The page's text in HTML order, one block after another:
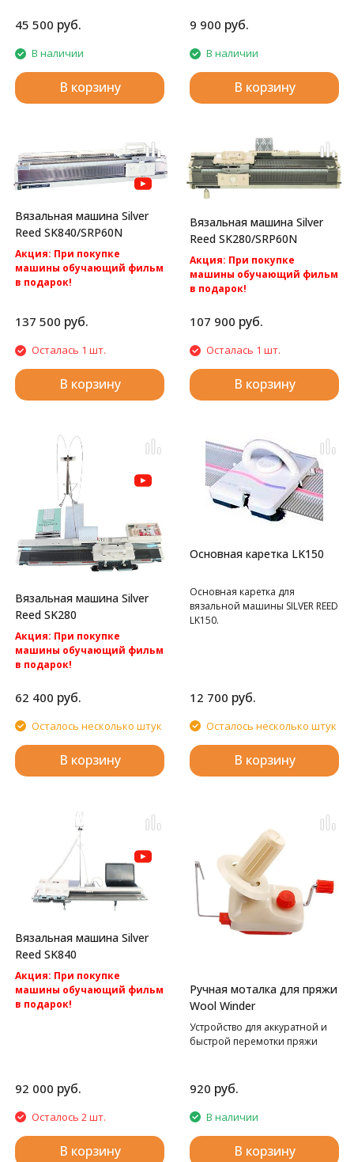
доставка по России.
Вторая фонтура к вязальным
машинам 5 класса Silver Reed
SK280 и Silver Reed SK840.
45 500 руб.
В наличии
В корзину
9 900 руб.
В наличии
В корзину
Вязальная машина Silver
Reed SK840/SRP60N
Акция: При покупке
машины обучающий фильм
в подарок!
Silver Reed SK840/SRP60N -
вязальная машина 5 класса.
137 500 руб.
Осталась 1 шт.
В корзину
Вязальная машина Silver
Reed SK280/SRP60N
Акция: При покупке
машины обучающий фильм
в подарок!
доставка по России.
Silver Reed SK280/SRP60N -cамая
популярная перфокарточная 2
фонтурная вязальная машина
5 класса.
107 900 руб.
Осталась 1 шт.
В корзину
Вязальная машина Silver
Reed SK280
Акция: При покупке
машины обучающий фильм
в подарок!
доставка по России.
Однофонтурная перфокартная
вязальная машина Silver Reed
SK280
62 400 руб.
Осталось несколько штук
В корзину
Основная каретка LK150
Основная каретка для
вязальной машины SILVER REED
LK150.
12 700 руб.
Осталось несколько штук
В корзину
Вязальная машина Silver
Reed SK840
Акция: При покупке
машины обучающий фильм
в подарок!
92 000 руб.
Осталось 2 шт.
В корзину
Ручная моталка для пряжи
Wool Winder
Устройство для аккуратной и
быстрой перемотки пряжи
920 руб.
В наличии
В корзину